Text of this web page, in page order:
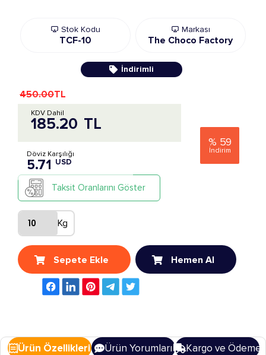
Stok Kodu
TCF-10
Markası
The Choco Factory
İndirimli
% 59
İndirim
450.00TL
185.20 TL
KDV Dahil
Döviz Karşılığı
5.71 USD
Taksit Oranlarını Göster
Kg
Sepete Ekle Hemen Al
Ürün Özellikleri Ürün Yorumları Kargo ve Ödeme